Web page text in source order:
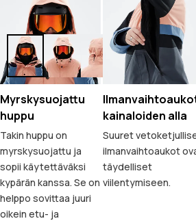
Myrskysuojattu
huppu
Takin huppu on
myrskysuojattu ja
sopii käytettäväksi
kypärän kanssa. Se on
helppo sovittaa juuri
oikein etu- ja
kainaloiden alla
Suuret
ilmanvaihtoaukot
täydelliset
viilentymiseen.